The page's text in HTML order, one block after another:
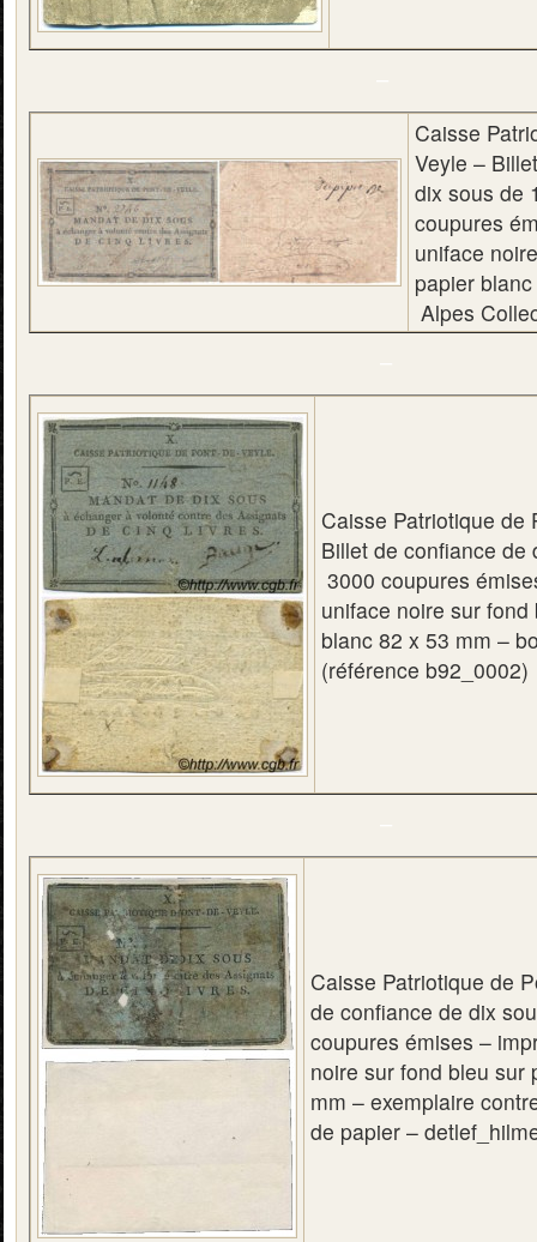
Caisse
Veyle –
dix sous de
coupures
uniface
papier
Alpes
Caisse Patriotique de
Billet de confiance de
3000 coupures
uniface noire sur
blanc 82 x 53 mm –
(référence b92_0002)
Caisse Patriotique de
de confiance de dix
coupures émises –
noire sur fond bleu sur
mm – exemplaire
de papier –